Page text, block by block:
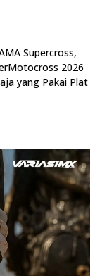
Supercross,
2026
yang Pakai Plat